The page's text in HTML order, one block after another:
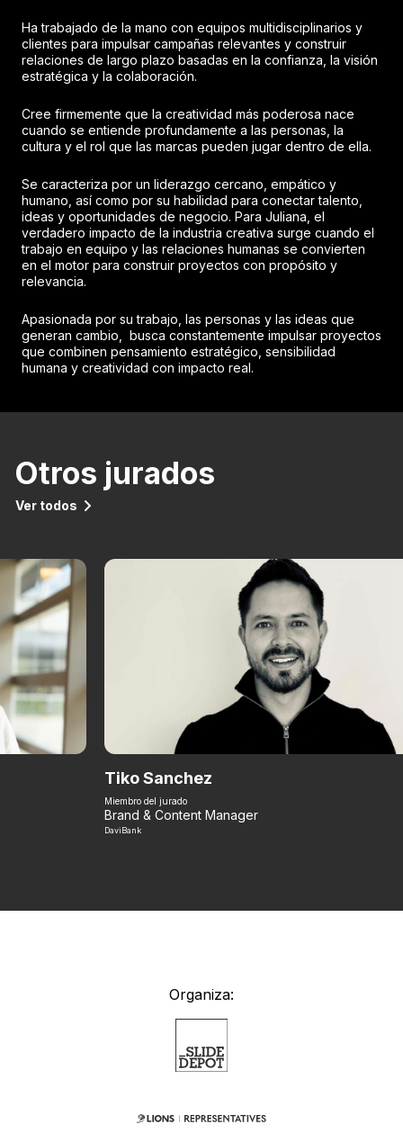
Ha trabajado de la mano con equipos multidisciplinarios y
clientes para impulsar campañas relevantes y construir
relaciones de largo plazo basadas en la confianza, la visión
estratégica y la colaboración.
Cree firmemente que la creatividad más poderosa nace
cuando se entiende profundamente a las personas, la
cultura y el rol que las marcas pueden jugar dentro de ella.
Se caracteriza por un liderazgo cercano, empático y
humano, así como por su habilidad para conectar talento,
ideas y oportunidades de negocio. Para Juliana, el
verdadero impacto de la industria creativa surge cuando el
trabajo en equipo y las relaciones humanas se convierten
en el motor para construir proyectos con propósito y
relevancia.
Apasionada por su trabajo, las personas y las ideas que
generan cambio, busca constantemente impulsar proyectos
que combinen pensamiento estratégico, sensibilidad
humana y creatividad con impacto real.
Otros jurados
Ver todos
Tiko Sanchez
Miembro del jurado
Brand & Content Manager
DaviBank
Organiza: